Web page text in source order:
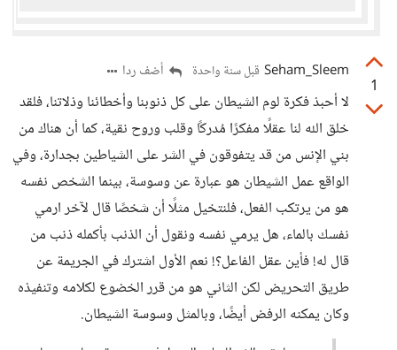
1
Seham_Sleem قبل سنة واحدة أضف ردا
لا أحبذ فكرة لوم الشيطان على كل ذنوبنا وأخطائنا وذلاتنا، فلقد
خلق الله لنا عقلًا مفكرًا مُدركًا وقلب وروح نقية، كما أن هناك من
بني الإنس من قد يتفوقون في الشر على الشياطين بجدارة، وفي
الواقع عمل الشيطان هو عبارة عن وسوسة، بينما الشخص نفسه
هو من يرتكب الفعل، فلنتخيل مثلًا أن شخصًا قال لآخر ارمي
نفسك بالماء، هل يرمي نفسه ونقول أن الذنب بأكمله ذنب من
قال له! فأين عقل الفاعل؟! نعم الأول اشترك في الجريمة عن
طريق التحريض لكن الثاني هو من قرر الخضوع لكلامه وتنفيذه
وكان يمكنه الرفض أيضًا، وبالمثل وسوسة الشيطان.